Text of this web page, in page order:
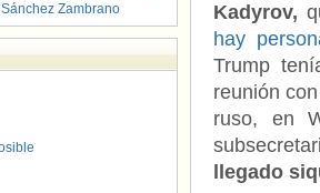
Kadyrov,
hay
Trump
reunión
ruso, en
llegado
Zambrano